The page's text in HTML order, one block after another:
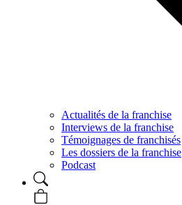
Actualités de la franchise
Interviews de la franchise
Témoignages de franchisés
Les dossiers de la franchise
Podcast